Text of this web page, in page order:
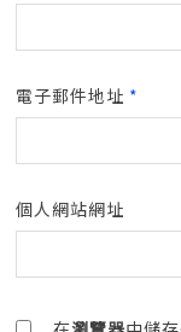
電子郵件地址 *
個人網站網址